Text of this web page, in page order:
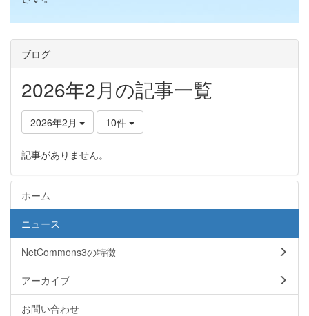
ブログ
2026年2月の記事一覧
2026年2月 10件
記事がありません。
ホーム
ニュース
NetCommons3の特徴
アーカイブ
お問い合わせ